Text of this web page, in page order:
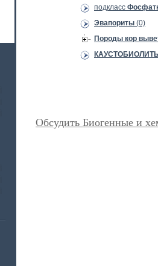
подкласс
Эвапориты (0)
Породы кор
КАУСТОБИОЛИТЫ
Обсудить Биогенные и